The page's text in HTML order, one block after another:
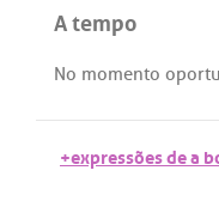
A tempo
No momento
+expressões de a